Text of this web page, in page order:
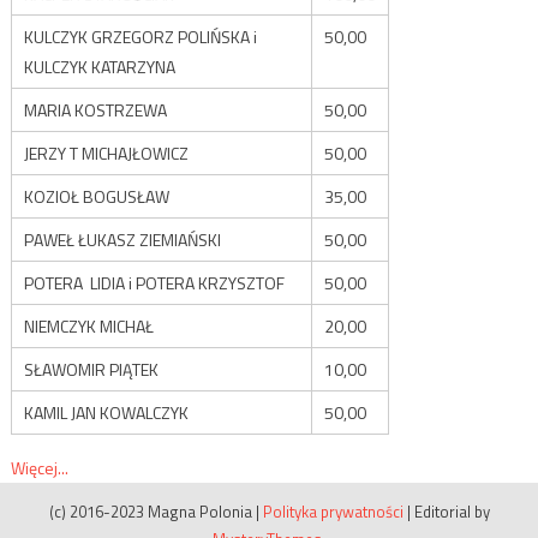
KULCZYK GRZEGORZ POLIŃSKA i
KULCZYK KATARZYNA
50,00
MARIA KOSTRZEWA
50,00
JERZY T MICHAJŁOWICZ
50,00
KOZIOŁ BOGUSŁAW
35,00
PAWEŁ ŁUKASZ ZIEMIAŃSKI
50,00
POTERA LIDIA i POTERA KRZYSZTOF
50,00
NIEMCZYK MICHAŁ
20,00
SŁAWOMIR PIĄTEK
10,00
KAMIL JAN KOWALCZYK
50,00
Więcej...
(c) 2016-2023 Magna Polonia | Polityka prywatności | Editorial by